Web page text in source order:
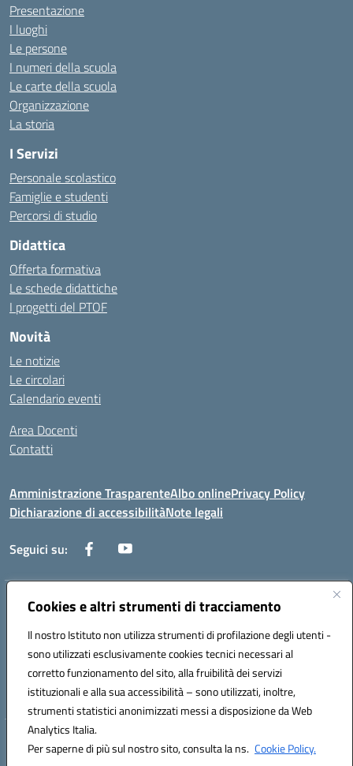
Cookies e altri strumenti di tracciamento
Il nostro Istituto non utilizza strumenti di profilazione degli utenti -
sono utilizzati esclusivamente cookies tecnici necessari al
corretto funzionamento del sito, alla fruibilità dei servizi
istituzionali e alla sua accessibilità – sono utilizzati, inoltre,
strumenti statistici anonimizzati messi a disposizione da Web
Analytics Italia.
Per saperne di più sul nostro sito, consulta la ns. Cookie Policy.
Presentazione
I luoghi
Le persone
I numeri della scuola
Le carte della scuola
Organizzazione
La storia
I Servizi
Personale scolastico
Famiglie e studenti
Percorsi di studio
Didattica
Offerta formativa
Le schede didattiche
I progetti del PTOF
Novità
Le notizie
Le circolari
Calendario eventi
Area Docenti
Contatti
Amministrazione TrasparenteAlbo onlinePrivacy Policy
Dichiarazione di accessibilitàNote legali
Seguici su:
Indirizzo:Via dei mille, 2 - 80011 Acerra (NA)
Posta elettronica certificata (PEC):naee10200g@pec.istruzione.it
Codice fiscale: 80103770634
Codice meccanografico: NAEE10200G
Hosting & Powered by 3D Solution S.r.l.
Concept & Design by Designers Italia